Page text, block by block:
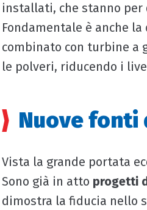
installati, che stanno
Fondamentale è anche
combinato con turbine a
le polveri, riducendo i
Nuove fonti
Vista la grande portata
Sono già in atto progetti
dimostra la fiducia nello